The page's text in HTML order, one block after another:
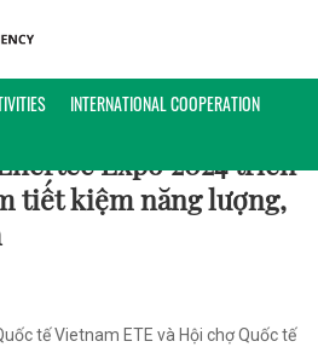
INTERNATIONAL COOPERATION
ĐỘNG
Expo 2024 triển
tiết kiệm năng lượng,
tế Vietnam ETE và Hội chợ Quốc tế